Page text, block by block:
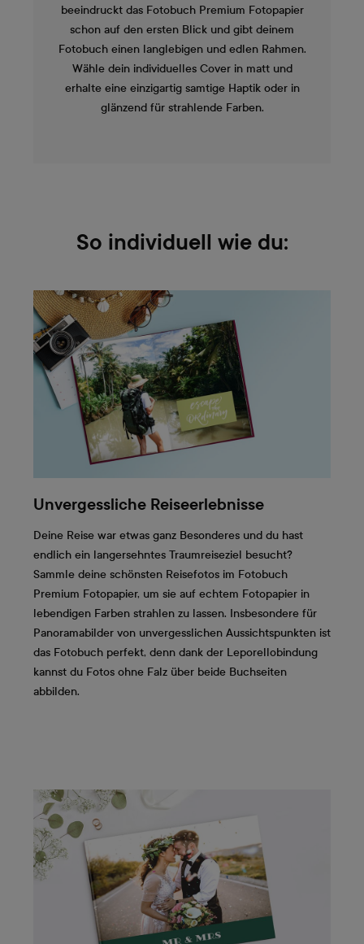
beeindruckt das Fotobuch Premium Fotopapier
schon auf den ersten Blick und gibt deinem
Fotobuch einen langlebigen und edlen Rahmen.
Wähle dein individuelles Cover in matt und
erhalte eine einzigartig samtige Haptik oder in
glänzend für strahlende Farben.
So individuell wie du:
Unvergessliche Reiseerlebnisse
Deine Reise war etwas ganz Besonderes und du hast
endlich ein langersehntes Traumreiseziel besucht?
Sammle deine schönsten Reisefotos im Fotobuch
Premium Fotopapier, um sie auf echtem Fotopapier in
lebendigen Farben strahlen zu lassen. Insbesondere für
Panoramabilder von unvergesslichen Aussichtspunkten ist
das Fotobuch perfekt, denn dank der Leporellobindung
kannst du Fotos ohne Falz über beide Buchseiten
abbilden.